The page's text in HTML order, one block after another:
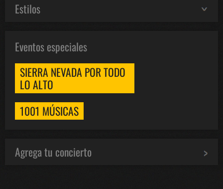
Estilos
Eventos especiales
SIERRA NEVADA POR TODO
LO ALTO
1001 MÚSICAS
Agrega tu concierto